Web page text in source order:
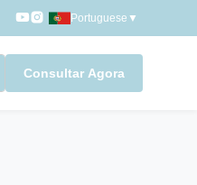
Portuguese ▼
Consultar Agora